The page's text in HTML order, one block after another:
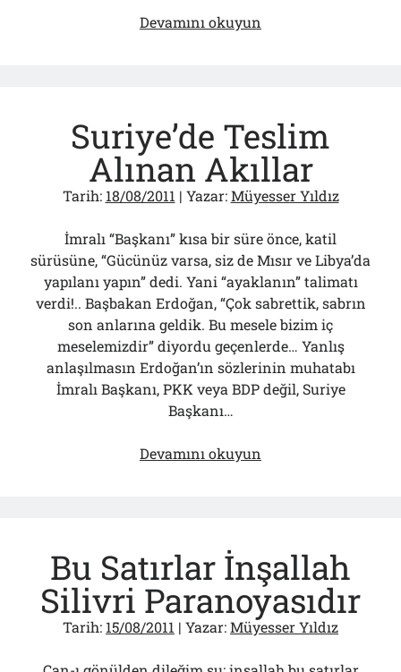
Devamını okuyun
Suriye’de Teslim
Alınan Akıllar
Tarih: 18/08/2011 | Yazar:Müyesser Yıldız
İmralı “Başkanı” kısa bir süre önce, katil
sürüsüne, “Gücünüz varsa, siz de Mısır ve Libya’da
yapılanı yapın” dedi. Yani “ayaklanın” talimatı
verdi!.. Başbakan Erdoğan, “Çok sabrettik, sabrın
son anlarına geldik. Bu mesele bizim iç
meselemizdir” diyordu geçenlerde… Yanlış
anlaşılmasın Erdoğan’ın sözlerinin muhatabı
İmralı Başkanı, PKK veya BDP değil, Suriye
Başkanı…
Devamını okuyun
Bu Satırlar İnşallah
Silivri Paranoyasıdır
Tarih: 15/08/2011 | Yazar:Müyesser Yıldız